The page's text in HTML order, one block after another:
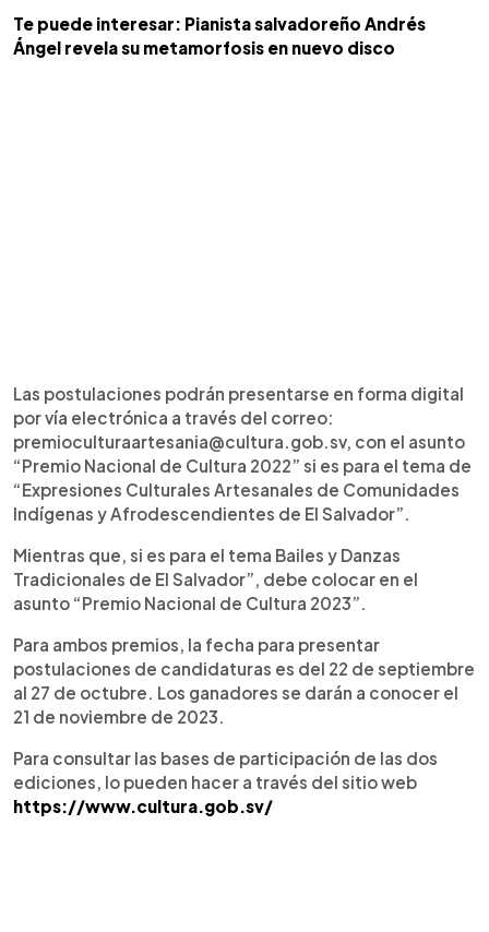
Te puede interesar: Pianista salvadoreño Andrés
Ángel revela su metamorfosis en nuevo disco
Las postulaciones podrán presentarse en forma digital
por vía electrónica a través del correo:
premioculturaartesania@cultura.gob.sv, con el asunto
“Premio Nacional de Cultura 2022” si es para el tema de
“Expresiones Culturales Artesanales de Comunidades
Indígenas y Afrodescendientes de El Salvador”.
Mientras que, si es para el tema Bailes y Danzas
Tradicionales de El Salvador”, debe colocar en el
asunto “Premio Nacional de Cultura 2023”.
Para ambos premios, la fecha para presentar
postulaciones de candidaturas es del 22 de septiembre
al 27 de octubre. Los ganadores se darán a conocer el
21 de noviembre de 2023.
Para consultar las bases de participación de las dos
ediciones, lo pueden hacer a través del sitio web
https://www.cultura.gob.sv/